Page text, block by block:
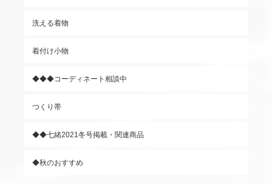
洗える着物
着付け小物
◆◆◆コーディネート相談中
つくり帯
◆◆七緒2021冬号掲載・関連商品
◆秋のおすすめ